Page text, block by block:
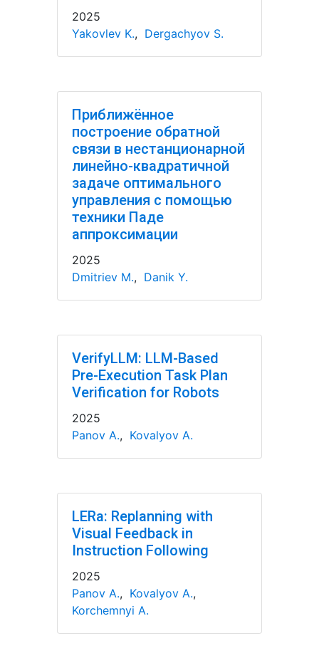
2025
Yakovlev K., Dergachyov S.
Приближённое
построение обратной
связи в нестанционарной
линейно-квадратичной
задаче оптимального
управления с помощью
техники Паде
аппроксимации
2025
Dmitriev M., Danik Y.
VerifyLLM: LLM-Based
Pre-Execution Task Plan
Verification for Robots
2025
Panov A., Kovalyov A.
LERa: Replanning with
Visual Feedback in
Instruction Following
2025
Panov A., Kovalyov A.,
Korchemnyi A.